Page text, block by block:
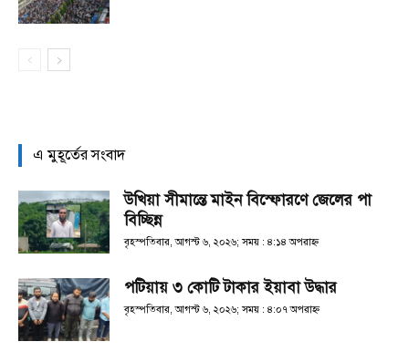
এ মুহূর্তের সংবাদ
উখিয়া সীমান্তে মাইন বিস্ফোরণে জেলের পা
বিচ্ছিন্ন
বৃহস্পতিবার, আগস্ট ৬, ২০২৬; সময় : ৪:১৪ অপরাহ্ণ
পটিয়ায় ৩ কোটি টাকার ইয়াবা উদ্ধার
বৃহস্পতিবার, আগস্ট ৬, ২০২৬; সময় : ৪:০৭ অপরাহ্ণ